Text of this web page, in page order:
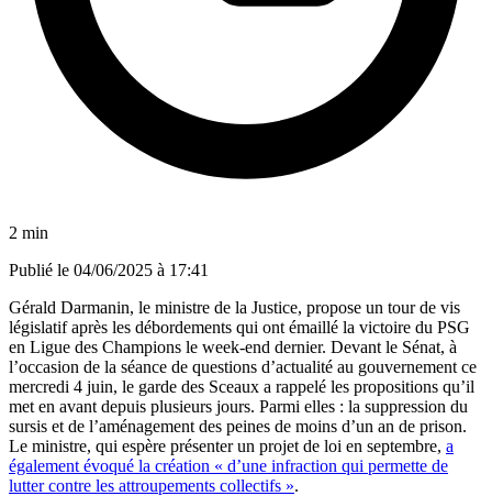
2 min
Publié le 04/06/2025 à 17:41
Gérald Darmanin, le ministre de la Justice, propose un tour de vis
législatif après les débordements qui ont émaillé la victoire du PSG
en Ligue des Champions le week-end dernier. Devant le Sénat, à
l’occasion de la séance de questions d’actualité au gouvernement ce
mercredi 4 juin, le garde des Sceaux a rappelé les propositions qu’il
met en avant depuis plusieurs jours. Parmi elles : la suppression du
sursis et de l’aménagement des peines de moins d’un an de prison.
Le ministre, qui espère présenter un projet de loi en septembre, a
également évoqué la création « d’une infraction qui permette de
lutter contre les attroupements collectifs ».